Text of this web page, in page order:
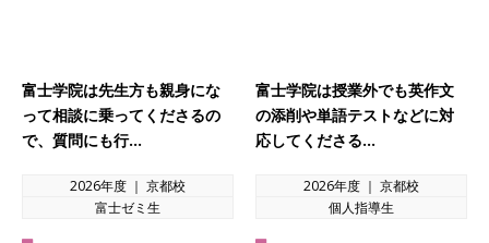
富士学院は先生方も親身にな
って相談に乗ってくださるの
で、質問にも行…
2026年度 ｜ 京都校
富士ゼミ生
富士学院は授業外でも英作文
の添削や単語テストなどに対
応してくださる…
2026年度 ｜ 京都校
個人指導生